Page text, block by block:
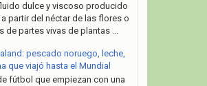
dulce y viscoso producido
partir del néctar de las flores o
de partes vivas de plantas ...
pescado noruego, leche,
que viajó hasta el Mundial
fútbol que empiezan con una